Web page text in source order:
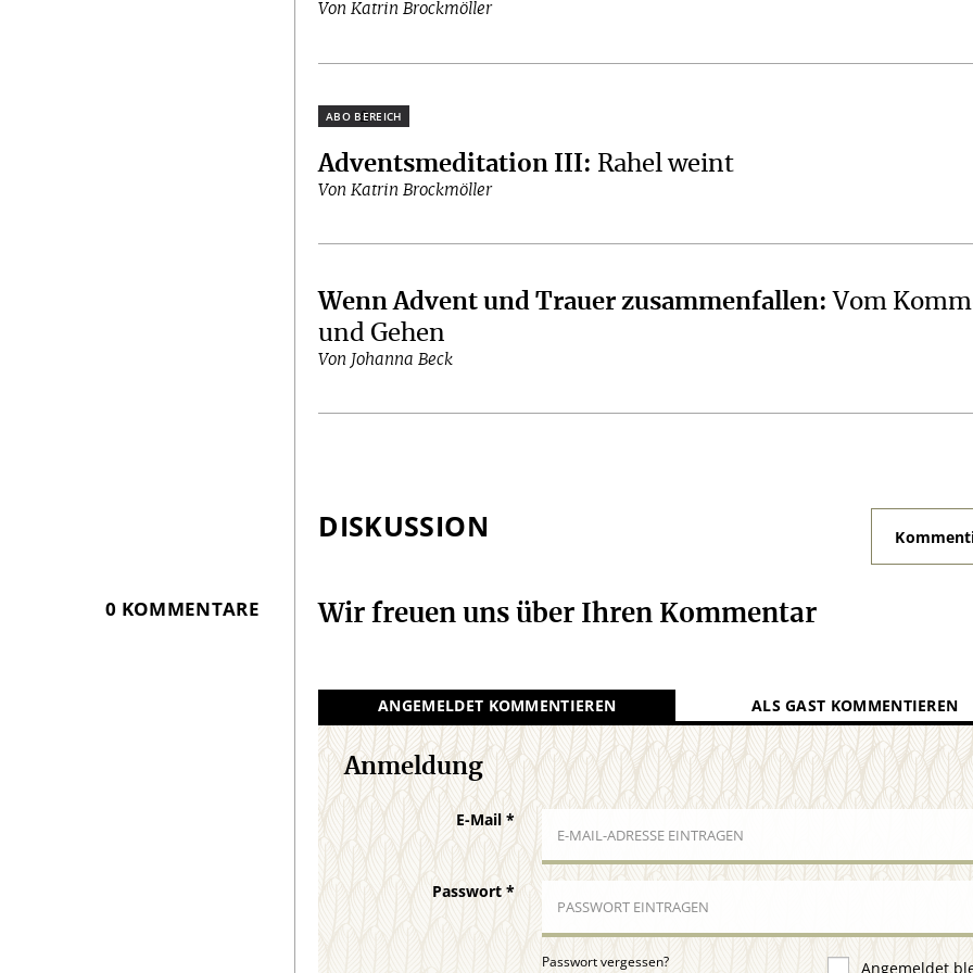
Von Katrin Brockmöller
Plus
Adventsmeditation III: Rahel weint
Von Katrin Brockmöller
Wenn Advent und Trauer zusammenfallen:Vom
und Gehen
Von Johanna Beck
DISKUSSION
0 KOMMENTARE Wir freuen uns über Ihren Kommentar
ANGEMELDET KOMMENTIEREN ALS GAST KOMMENTIEREN
Anmeldung
E-Mail *
Passwort*
Passwort vergessen? Angemeldet